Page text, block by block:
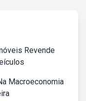
Revende
Macroeconomia